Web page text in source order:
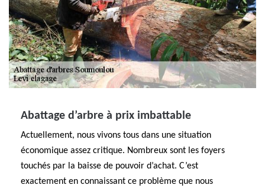
Abattage d’arbre à prix imbattable
Actuellement, nous vivons tous dans une situation
économique assez critique. Nombreux sont les foyers
touchés par la baisse de pouvoir d’achat. C’est
exactement en connaissant ce problème que nous